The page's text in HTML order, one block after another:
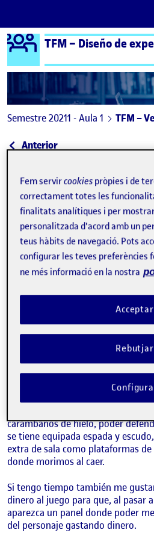
Saltar al contingutLogo Ágora
Semestre 20211 - Aula 1 TFM –
Navegació
Anterior: Versión jugable
Publicat perTFM –
Publicat per
Sergio Riquelme Palazón
Visibilitat:
Públic -Data de publicació
8 Des. 20212 febrer, 2022
- comentariel
Muy buenas,
En esta entrada voy a mostrar
poco las cosas que he
Ahora mismo la jugabilidad es
incluido 1 nivel de inicio y 1 nivel
pero para la entrega final espero
adicional 2 niveles de puzzle, 1
combate de horda con varias
carámbanos de hielo, poder
se tiene equipada espada y
extra de sala como plataformas
donde morimos al caer.
Si tengo tiempo también me
dinero al juego para que, al pasar
aparezca un panel donde poder
del personaje gastando dinero.
Fem servircookies pròpies i de
correctament totes les
finalitats analítiques i per
personalitzada d'acord amb un
teus hàbits de navegació. Pots
configurar les teves preferències
ne més informació en la nostra
Rebutjar
Acceptar